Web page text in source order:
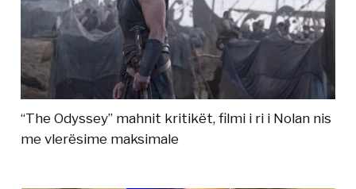
“The Odyssey” mahnit kritikët, filmi i ri i Nolan nis
me vlerësime maksimale